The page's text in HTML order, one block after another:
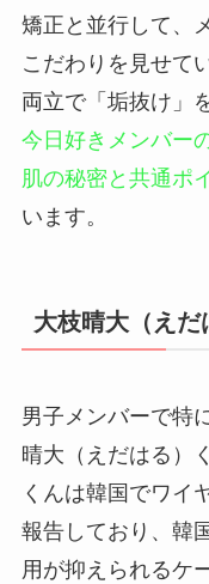
矯正と並行して、
こだわりを見せて
両立で「垢抜け」
今日好きメンバー
肌の秘密と共通ポ
います。
大枝晴大（え
男子メンバーで特
晴大（えだはる）
くんは韓国でワイ
報告しており、韓
用が抑えられるケ